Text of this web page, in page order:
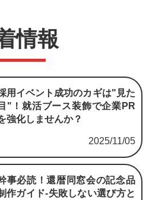
情報
用イベント成功のカギは"見た
目"！就活ブース装飾で企業PR
強化しませんか？
2025/11/05
事必読！還暦同窓会の記念品
作ガイド-失敗しない選び方と